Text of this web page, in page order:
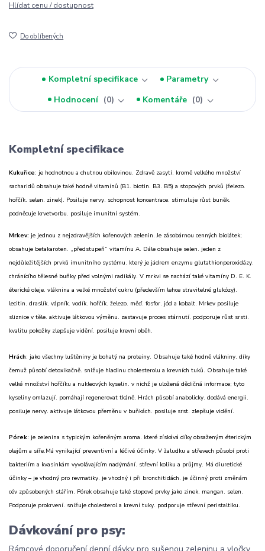
Hlídat cenu / dostupnost
Do oblíbených
Kompletní specifikace
Parametry
Hodnocení
0 Komentáře 0
Kompletní specifikace
Kukuřice: je hodnotnou a chutnou obilovinou. Zdravě zasytí. kromě velkého množství
sacharidů obsahuje také hodně vitamínů (B1. biotin. B3. B5) a stopových prvků (železo.
hořčík. selen. zinek). Posiluje nervy. schopnost koncentrace. stimuluje růst buněk.
podněcuje krvetvorbu. posiluje imunitní systém.
Mrkev: je jednou z nejzdravějších kořenových zelenin. Je zásobárnou cenných biolátek;
obsahuje betakaroten. „předstupeň“ vitamínu A. Dále obsahuje selen. jeden z
nejdůležitějších prvků imunitního systému. který je jádrem enzymu glutathionperoxidázy.
chránícího tělesné buňky před volnými radikály. V mrkvi se nachází také vitamíny D. E. K.
éterické oleje. vláknina a velké množství cukru (především lehce stravitelné glukózy).
lecitin. draslík. vápník. vodík. hořčík. železo. měď. fosfor. jód a kobalt. Mrkev posiluje
sliznice v těle. aktivuje látkovou výměnu. zastavuje proces stárnutí. podporuje růst srsti.
kvalitu pokožky zlepšuje vidění. posiluje krevní oběh.
Hrách: jako všechny luštěniny je bohatý na proteiny. Obsahuje také hodně vlákniny. díky
čemuž působí detoxikačně. snižuje hladinu cholesterolu a krevních tuků. Obsahuje také
velké množství hořčíku a nukleových kyselin. v nichž je uložená dědičná informace; tyto
kyseliny omlazují. pomáhají regenerovat tkáně. Hrách působí anabolicky. dodává energii.
posiluje nervy. aktivuje látkovou přeměnu v buňkách. posiluje srst. zlepšuje vidění.
Pórek: je zelenina s typickým kořeněným aroma. které získává díky obsaženým éterickým
olejům a síře.Má vynikající preventivní a léčivé účinky. V žaludku a střevech působí proti
bakteriím a kvasinkám vyvolávajícím nadýmání. střevní koliku a průjmy. Má diuretické
účinky – je vhodný pro revmatiky. je vhodný i při bronchitidách. je účinný proti změnám
cév způsobených stářím. Pórek obsahuje také stopové prvky jako zinek. mangan. selen.
Podporuje prokrvení. snižuje cholesterol a krevní tuky. podporuje střevní peristaltiku.
Dávkování pro psy: